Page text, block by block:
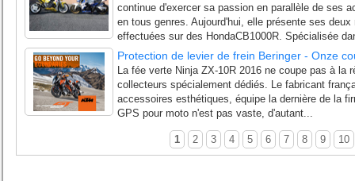
continue d'exercer sa passion en parallèle de ses
en tous genres. Aujourd'hui, elle présente ses
effectuées sur des HondaCB1000R. Spécialisée
Protection de levier de frein Beringer - Onze
La fée verte Ninja ZX-10R 2016 ne coupe pas à la
collecteurs spécialement dédiés. Le fabricant
accessoires esthétiques, équipe la dernière de la
GPS pour moto n'est pas vaste, d'autant...
1 2 3 4 5 6 7 8 9 10